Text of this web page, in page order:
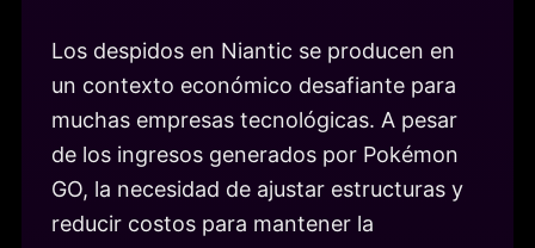
Los despidos en Niantic se producen en
un contexto económico desafiante para
muchas empresas tecnológicas. A pesar
de los ingresos generados por Pokémon
GO, la necesidad de ajustar estructuras y
reducir costos para mantener la